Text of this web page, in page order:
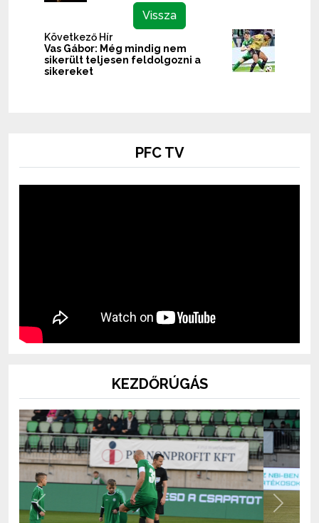
Vissza
Következő Hír
Vas Gábor: Még mindig nem
sikerült teljesen feldolgozni a
sikereket
PFC TV
KEZDŐRÚGÁS
Previous Next